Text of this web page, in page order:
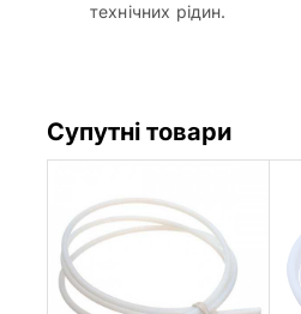
технічних рідин.
Супутні товари